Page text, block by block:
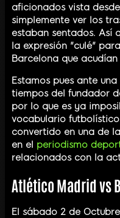
aficionados vista
simplemente ver los
estaban sentados. Así
la expresión "culé"
Barcelona que
Estamos pues ante
tiempos del fundador
por lo que es ya
vocabulario
convertido en una de
en el periodismo
relacionados con la
Atlético Madrid vs
El sábado 2 de